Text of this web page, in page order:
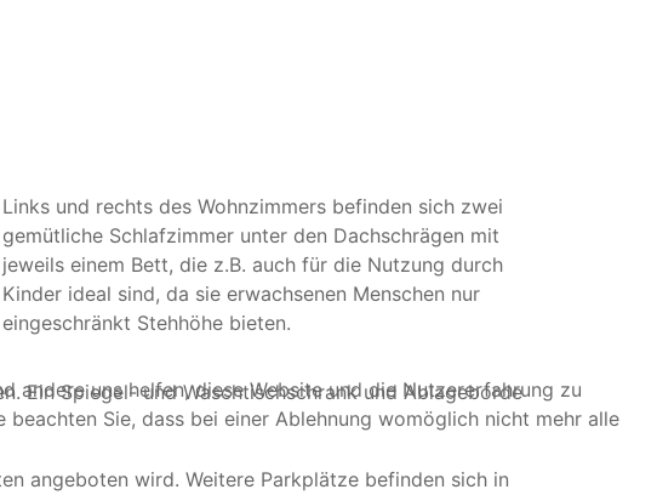
Links und rechts des Wohnzimmers befinden sich zwei
gemütliche Schlafzimmer unter den Dachschrägen mit
jeweils einem Bett, die z.B. auch für die Nutzung durch
Kinder ideal sind, da sie erwachsenen Menschen nur
eingeschränkt Stehhöhe bieten.
Ein Spiegel- und Waschtischschrank und Ablageborde
angeboten wird. Weitere Parkplätze befinden sich in
andere uns helfen, diese Website und die Nutzererfahrung zu
Sie, dass bei einer Ablehnung womöglich nicht mehr alle